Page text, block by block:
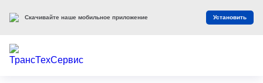
Скачивайте наше мобильное приложение Установить